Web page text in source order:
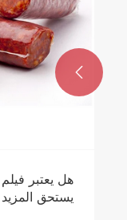
هل يعتبر
يستحق
